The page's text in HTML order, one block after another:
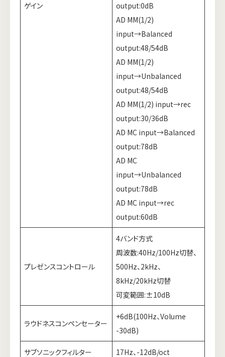
ゲイン
output:0dB
AD MM(1/2)
input→Balanced
output:48/54dB
AD MM(1/2)
input→Unbalanced
output:48/54dB
AD MM(1/2) input→rec
output:30/36dB
AD MC input→Balanced
output:78dB
AD MC
input→Unbalanced
output:78dB
AD MC input→rec
output:60dB
プレゼンスコントロール
4バンド方式
周波数:40Hz/100Hz切替、
500Hz、2kHz、
8kHz/20kHz切替
可変範囲:±10dB
ラウドネスコンペンセーター
+6dB(100Hz、Volume
-30dB)
サブソニックフィルター 17Hz、-12dB/oct